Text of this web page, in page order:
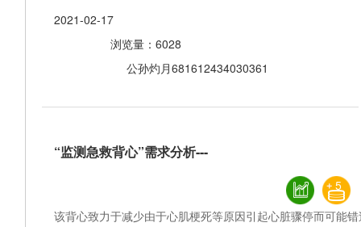
2021-02-17
浏览量：6028
公孙灼月681612434030361
“监测急救背心”需求分析---
5
该背心致力于减少由于心肌梗死等原因引起心脏骤停而可能